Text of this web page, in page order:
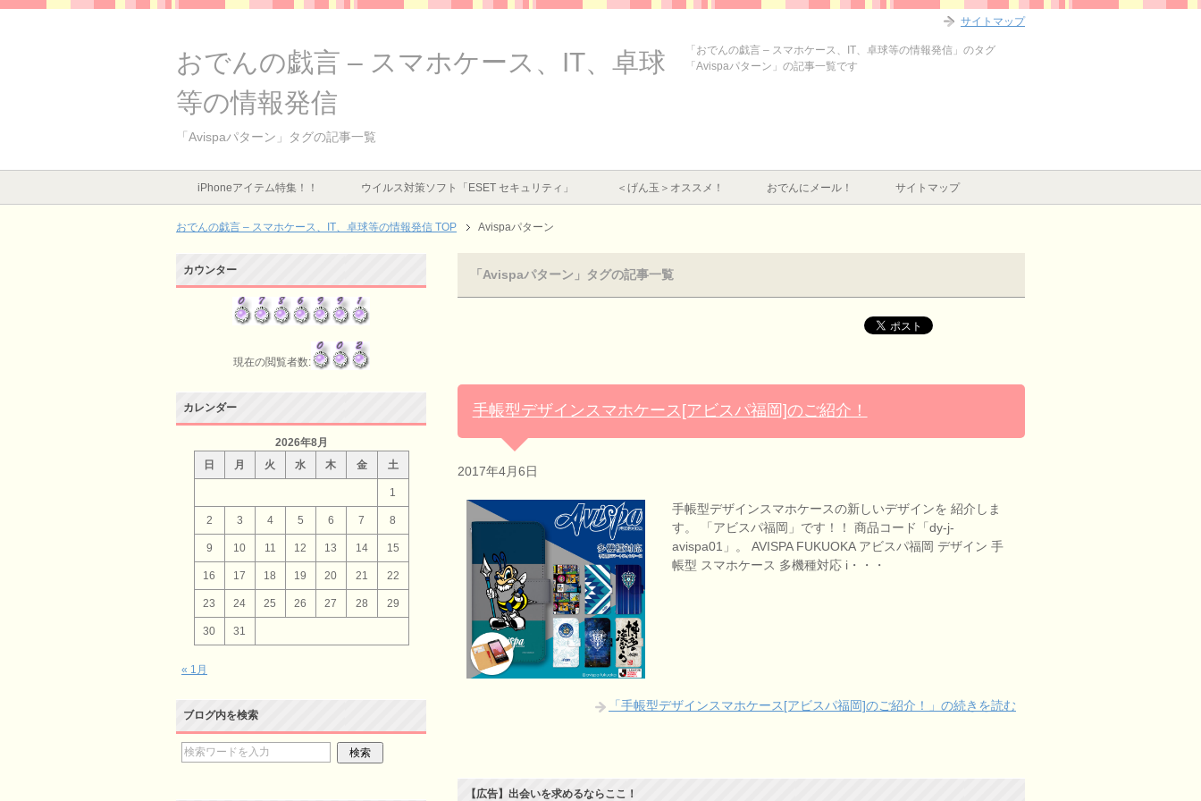
おでんの戯言 – スマホケース、IT、卓球
等の情報発信
「Avispaパターン」タグの記事一覧
「おでんの戯言 – スマホケース、IT、卓球等の情報発信」のタグ
「Avispaパターン」の記事一覧です
iPhoneアイテム特集！！ ウイルス対策ソフト「ESET セキュリティ」 ＜げん玉＞オススメ！ おでんにメール！ サイトマップ
おでんの戯言 – スマホケース、IT、卓球等の情報発信 TOP Avispaパターン
「Avispaパターン」タグの記事一覧
手帳型デザインスマホケース[アビスパ福岡]のご紹介！
2017年4月6日
手帳型デザインスマホケースの新しいデザインを 紹介しま
す。 「アビスパ福岡」です！！ 商品コード「dy-j-
avispa01」。 AVISPA FUKUOKA アビスパ福岡 デザイン 手
帳型 スマホケース 多機種対応 i・・・
「手帳型デザインスマホケース[アビスパ福岡]のご紹介！」の続きを読む
【広告】出会いを求めるならここ！
カウンター
現在の閲覧者数:
カレンダー
2026年8月
日
月 火 水 木 金 土
1
2 3 4 5 6 7 8
9 10 11 12 13 14 15
16 17 18 19 20 21 22
23 24 25 26 27 28 29
30 31
« 1月
ブログ内を検索
サイトマップ